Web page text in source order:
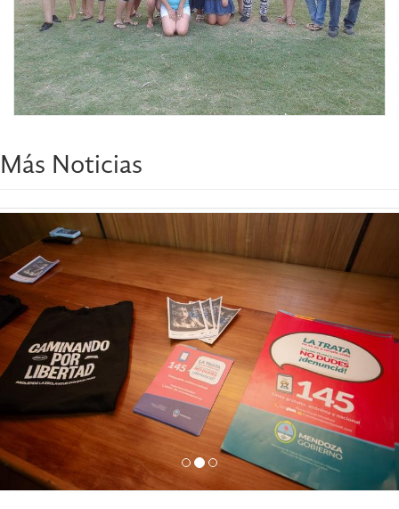
Más Noticias